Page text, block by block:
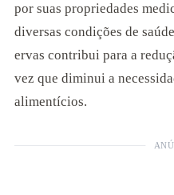
por suas propriedades
diversas condições de
ervas contribui para a
vez que diminui a
alimentícios.